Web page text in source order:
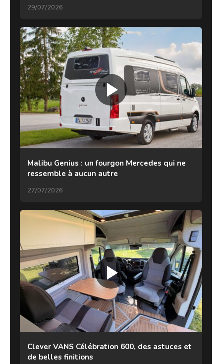
29/07/2026
Malibu Genius : un fourgon Mercedes qui ne
ressemble à aucun autre
27/07/2026
Clever VANS Célébration 600, des astuces et
de belles finitions